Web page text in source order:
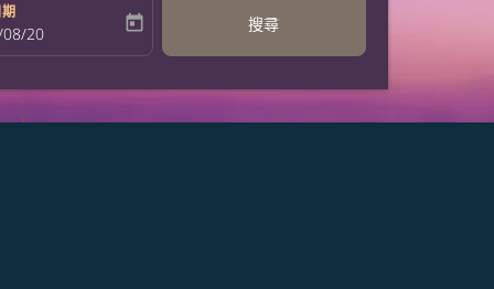
return-date-aria-label
20 today 搜尋